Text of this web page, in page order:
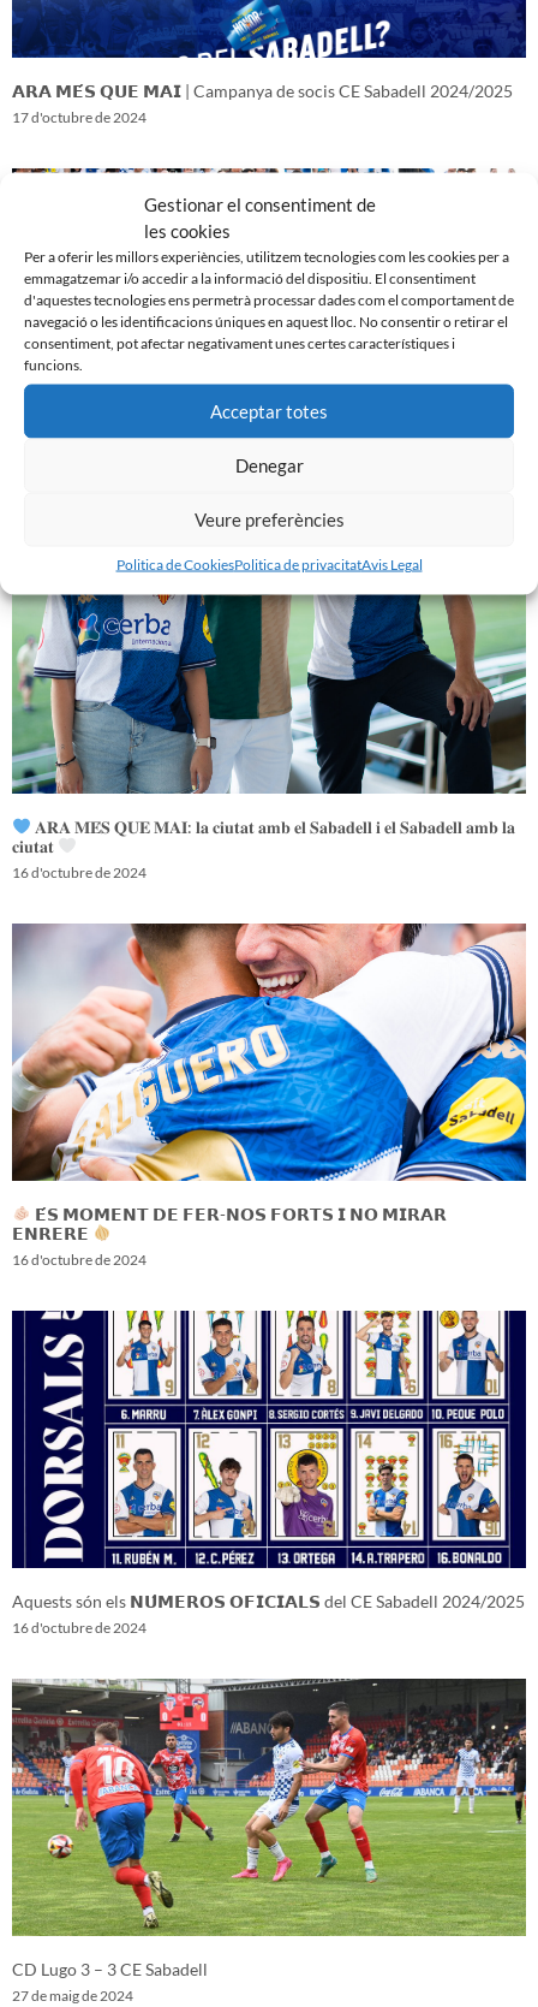
Gestionar el consentiment de
les cookies
Per a oferir les millors experiències, utilitzem tecnologies com les cookies per a
emmagatzemar i/o accedir a la informació del dispositiu. El consentiment
d'aquestes tecnologies ens permetrà processar dades com el comportament de
navegació o les identificacions úniques en aquest lloc. No consentir o retirar el
consentiment, pot afectar negativament unes certes característiques i
funcions.
Acceptar totes
Denegar
Veure preferències
Politica de CookiesPolitica de privacitatAvis Legal
𝗔𝗥𝗔 𝗠𝗘́𝗦 𝗤𝗨𝗘 𝗠𝗔𝗜 | Campanya de socis CE Sabadell 2024/2025
17 d'octubre de 2024
𝑽𝒆𝒏𝒊𝒎 𝒅’𝒖𝒏𝒂 𝒈𝒓𝒂𝒏 𝒃𝒂𝒕𝒂𝒍𝒍𝒂…𝒊 𝒂𝒏𝒆𝒎 𝒂 𝒑𝒆𝒓 𝒍𝒂 𝒔𝒆𝒈𝒖̈𝒆𝒏𝒕
𝐀𝐑𝐀 𝐌𝐄́𝐒 𝐐𝐔𝐄 𝐌𝐀𝐈: 𝐥𝐚 𝐜𝐢𝐮𝐭𝐚𝐭 𝐚𝐦𝐛 𝐞𝐥 𝐒𝐚𝐛𝐚𝐝𝐞𝐥𝐥 𝐢 𝐞𝐥 𝐒𝐚𝐛𝐚𝐝𝐞𝐥𝐥 𝐚𝐦𝐛 𝐥𝐚
𝐜𝐢𝐮𝐭𝐚𝐭
16 d'octubre de 2024
𝗘́𝗦 𝗠𝗢𝗠𝗘𝗡𝗧 𝗗𝗘 𝗙𝗘𝗥-𝗡𝗢𝗦 𝗙𝗢𝗥𝗧𝗦 𝗜 𝗡𝗢 𝗠𝗜𝗥𝗔𝗥
𝗘𝗡𝗥𝗘𝗥𝗘
16 d'octubre de 2024
Aquests són els 𝗡𝗨́𝗠𝗘𝗥𝗢𝗦 𝗢𝗙𝗜𝗖𝗜𝗔𝗟𝗦 del CE Sabadell 2024/2025
16 d'octubre de 2024
CD Lugo 3 – 3 CE Sabadell
27 de maig de 2024